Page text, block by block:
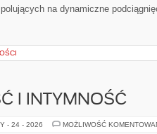
na dynamiczne
I INTYMNOŚĆ
- 24 - 2026 MOŻLIWOŚĆ